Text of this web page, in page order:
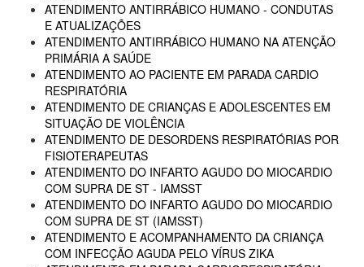
ATENDIMENTO ANTIRRÁBICO HUMANO - CONDUTAS
E ATUALIZAÇÕES
ATENDIMENTO ANTIRRÁBICO HUMANO NA ATENÇÃO
PRIMÁRIA A SAÚDE
ATENDIMENTO AO PACIENTE EM PARADA CARDIO
RESPIRATÓRIA
ATENDIMENTO DE CRIANÇAS E ADOLESCENTES EM
SITUAÇÃO DE VIOLÊNCIA
ATENDIMENTO DE DESORDENS RESPIRATÓRIAS POR
FISIOTERAPEUTAS
ATENDIMENTO DO INFARTO AGUDO DO MIOCARDIO
COM SUPRA DE ST - IAMSST
ATENDIMENTO DO INFARTO AGUDO DO MIOCARDIO
COM SUPRA DE ST (IAMSST)
ATENDIMENTO E ACOMPANHAMENTO DA CRIANÇA
COM INFECÇÃO AGUDA PELO VÍRUS ZIKA